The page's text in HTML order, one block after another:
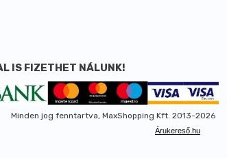
IS FIZETHET NÁLUNK!
Minden jog fenntartva, MaxShopping Kft. 2013-2026
Árukereső.hu